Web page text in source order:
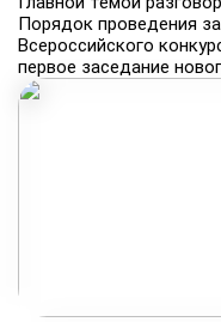
Порядок проведения
Всероссийского
первое заседание